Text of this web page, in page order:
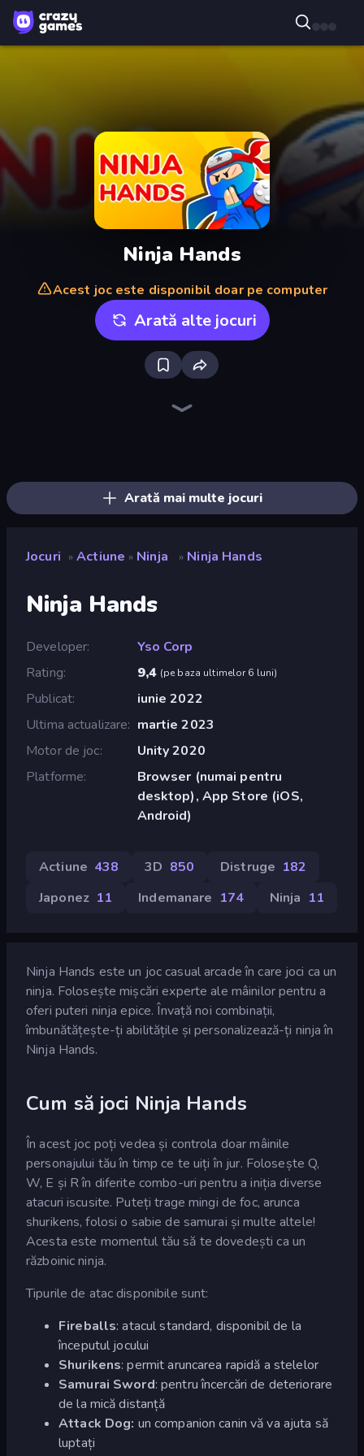
Ninja Hands
Acest joc este disponibil doar pe computer
Arată alte jocuri
Arată mai multe jocuri
Jocuri » Actiune » Ninja » Ninja Hands
Ninja Hands
Developer
Yso Corp
Rating
9,4 (pe baza ultimelor 6 luni)
Publicat
iunie 2022
Ultima actualizare
martie 2023
Motor de joc
Unity 2020
Platforme
Browser (numai pentru
desktop), App Store (iOS,
Android)
Actiune 438 3D 850 Distruge 182
Japonez 11 Indemanare 174 Ninja 11
Ninja Hands este un joc casual arcade în care joci ca un
ninja. Folosește mișcări experte ale mâinilor pentru a
oferi puteri ninja epice. Învață noi combinații,
îmbunătățește-ți abilitățile și personalizează-ți ninja în
Ninja Hands.
Cum să joci Ninja Hands
În acest joc poți vedea și controla doar mâinile
personajului tău în timp ce te uiți în jur. Folosește Q,
W, E și R în diferite combo-uri pentru a iniția diverse
atacuri iscusite. Puteți trage mingi de foc, arunca
shurikens, folosi o sabie de samurai și multe altele!
Acesta este momentul tău să te dovedești ca un
războinic ninja.
Tipurile de atac disponibile sunt:
Fireballs: atacul standard, disponibil de la
începutul jocului
Shurikens: permit aruncarea rapidă a stelelor
Samurai Sword: pentru încercări de deteriorare
de la mică distanță
Attack Dog: un companion canin vă va ajuta să
luptați